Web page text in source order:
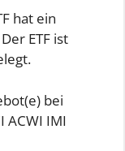
hat ein
ETF ist
bei
ACWI IMI